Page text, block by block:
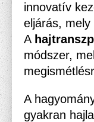
innovatív
eljárás,
A
módszer,
A
gyakran